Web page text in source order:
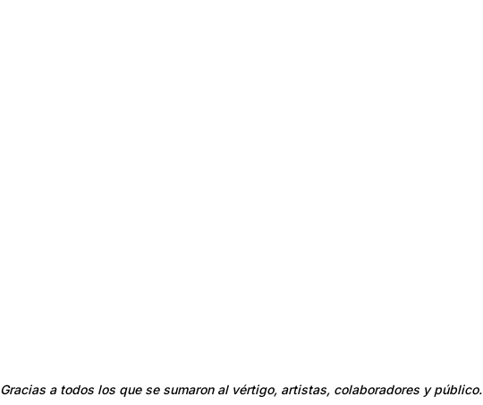
Gracias a todos los que se sumaron al vértigo, artistas, colaboradores y público.